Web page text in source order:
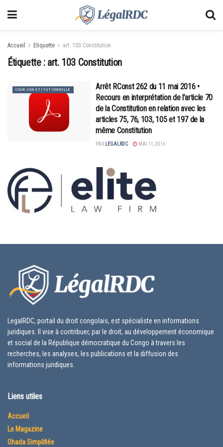
Accueil Etiquette art. 103 Constitution
Étiquette : art. 103 Constitution
COUR CONSTITUTIONNELLE
Arrêt RConst 262 du 11 mai 2016 •
Recours en interprétation de l’article 70
de la Constitution en relation avec les
articles 75, 76, 103, 105 et 197 de la
même Constitution
PAR LEGALRDC MAI 11, 2016
LegalRDC, portail du droit congolais, est spécialiste en informations
juridiques. Il vise à contribuer, par le droit, au développement économique
et social de la République démocratique du Congo à travers les
recherches, les analyses, les publications et la diffusion des
informations juridiques.
Liens utiles
Accueil
Le Magazine
Ohada Simplifiée